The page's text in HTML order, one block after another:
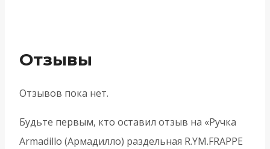
Отзывы
Отзывов пока нет.
Будьте первым, кто оставил отзыв на «Ручка
Armadillo (Армадилло) раздельная R.YM.FRAPPE